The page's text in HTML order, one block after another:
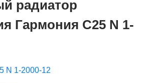
радиатор
Гармония С25 N 1-